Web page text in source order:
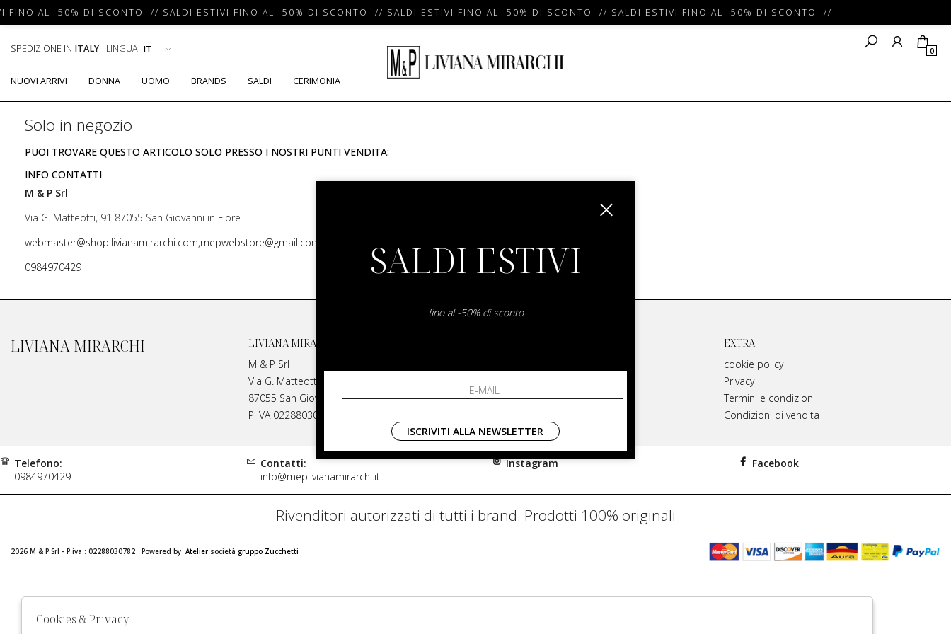
FINO AL -50% DI SCONTO // SALDI ESTIVI FINO AL -50% DI SCONTO // SALDI ESTIVI FINO AL -50% DI SCONTO // SALDI ESTIVI FINO AL -50% DI SCONTO //
SPEDIZIONE IN ITALY LINGUA 0
NUOVI ARRIVI DONNA UOMO BRANDS SALDI CERIMONIA
Solo in negozio
PUOI TROVARE QUESTO ARTICOLO SOLO PRESSO I NOSTRI PUNTI VENDITA:
INFO CONTATTI
M & P Srl
Via G. Matteotti, 91 87055 San Giovanni in Fiore
webmaster@shop.livianamirarchi.com,mepwebstore@gmail.com
0984970429
LIVIANA MIRARCHI
LIVIANA MIRARCHI
M & P Srl
Via G. Matteotti, 91
87055 San Giovanni in Fiore Italia
P IVA 02288030782
Contatti
Spedizione
EXTRA
cookie policy
Privacy
Termini e condizioni
Condizioni di vendita
Telefono:
0984970429
Contatti:
info@meplivianamirarchi.it
Instagram Facebook
Rivenditori autorizzati di tutti i brand. Prodotti 100% originali
2026 M & P Srl - P.iva : 02288030782 Powered by Atelier società gruppo Zucchetti
SALDI ESTIVI
fino al -50% di sconto
ISCRIVITI ALLA NEWSLETTER
Cookies & Privacy